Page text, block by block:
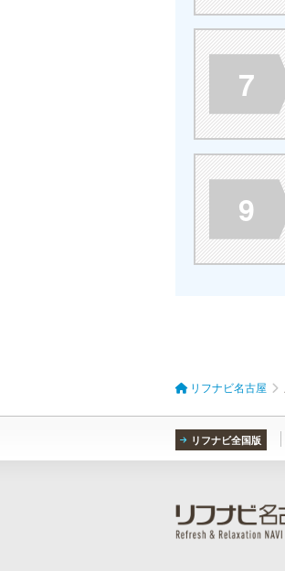
7
9
リフナビ名古屋
リフナビ全国版